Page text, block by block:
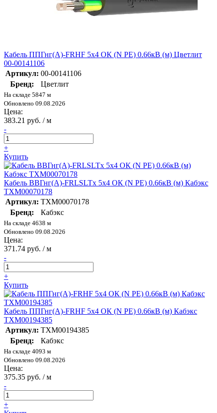
Кабель ППГнг(А)-FRHF 5х4 ОК (N PE) 0.66кВ (м) Цветлит
00-00141106
Артикул: 00-00141106
Бренд:
Цветлит
На складе 5847 м
Обновлено 09.08.2026
Цена:
383.21 руб. / м
-
+
Купить
Кабель ВВГнг(А)-FRLSLTx 5х4 ОК (N PE) 0.66кВ (м) Кабэкс
ТХМ00070178
Артикул: ТХМ00070178
Бренд:
Кабэкс
На складе 4638 м
Обновлено 09.08.2026
Цена:
371.74 руб. / м
-
+
Купить
Кабель ППГнг(А)-FRHF 5х4 ОК (N PE) 0.66кВ (м) Кабэкс
ТХМ00194385
Артикул: ТХМ00194385
Бренд:
Кабэкс
На складе 4093 м
Обновлено 09.08.2026
Цена:
375.35 руб. / м
-
+